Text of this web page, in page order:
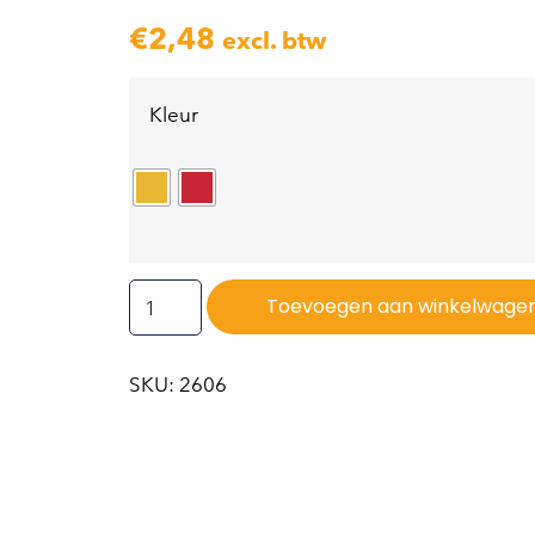
€2,48 excl. btw
Kleur
Toevoegen aan
SKU: 2606